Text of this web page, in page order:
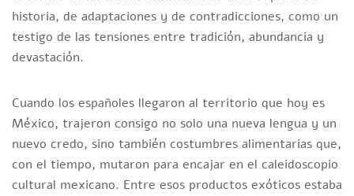
historia, de adaptaciones y de contradicciones, como un
testigo de las tensiones entre tradición, abundancia y
devastación.
Cuando los españoles llegaron al territorio que hoy es
México, trajeron consigo no solo una nueva lengua y un
nuevo credo, sino también costumbres alimentarias que,
con el tiempo, mutaron para encajar en el caleidoscopio
cultural mexicano. Entre esos productos exóticos estaba